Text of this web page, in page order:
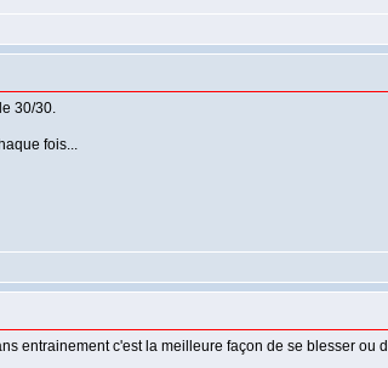
30/30.
fois...
entrainement c'est la meilleure façon de se blesser ou